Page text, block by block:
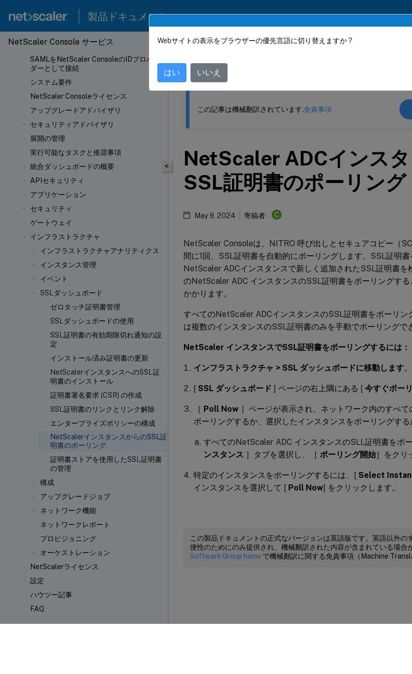
製品ドキュメント
NetScaler Console サービス
フェイス
Console Advisory Connectを使用した
NetScalerインスタンスのロータッチオン
ボーディング
SAMLをNetScaler ConsoleのIDプロバイ
ダーとして接続
システム要件
NetScaler Consoleライセンス
アップグレードアドバイザリ
セキュリティアドバイザリ
展開の管理
実行可能なタスクと推奨事項
統合ダッシュボードの概要
APIセキュリティ
アプリケーション
セキュリティ
ゲートウェイ
インフラストラクチャ
インフラストラクチャアナリティクス
インスタンス管理
イベント
SSLダッシュボード
ゼロタッチ証明書管理
SSLダッシュボードの使用
SSL証明書の有効期限切れ通知の設
定
インストール済み証明書の更新
NetScalerインスタンスへのSSL証
明書のインストール
証明書署名要求 (CSR) の作成
SSL証明書のリンクとリンク解除
エンタープライズポリシーの構成
NetScalerインスタンスからのSSL証
明書のポーリング
証明書ストアを使用したSSL証明書
の管理
構成
アップグレードジョブ
ネットワーク機能
ネットワークレポート
プロビジョニング
オーケストレーション
NetScalerライセンス
設定
ハウツー記事
FAQ
このコンテンツは動的に機械翻訳されています。
NetScaler Console サービス
<
この記事は機械翻訳されています.免責事項
NetScaler ADCインス
SSL証明書のポーリング
May 9, 2024 寄稿者: C
NetScaler Consoleは、NITRO 呼び出しとセキュアコピー（
間に1回、SSL証明書を自動的にポーリングします。SSL証明書
NetScaler ADCインスタンスで新しく追加されたSSL証明書を
のNetScaler ADC インスタンスのSSL証明書をポーリングす
かかります。
すべてのNetScaler ADCインスタンスのSSL証明書をポーリン
は複数のインスタンスのSSL証明書のみを手動でポーリングで
NetScaler インスタンスでSSL証明書をポーリングするには：
インフラストラクチャ > SSL ダッシュボードに移動します。
[ SSL ダッシュボード ] ページの右上隅にある [ 今すぐポー
［ Poll Now ］ページが表示され、ネットワーク内のすべ
ポーリングするか、選択したインスタンスをポーリングする
すべてのNetScaler ADC インスタンスのSLL証明書をポ
ンスタンス ］タブを選択し、［ ポーリング開始］をクリ
特定のインスタンスをポーリングするには、[ Select
インスタンスを選択して [ Poll Now] をクリックします。
この製品ドキュメントの正式なバージョンは英語版です。英語以外の
便性のためにのみ提供され、機械翻訳された内容が含まれている場合
Software Group home で機械翻訳に関する免責事項（Machine
Webサイトの表示をブラウザーの優先言語に切り替えますか ?
はい いいえ